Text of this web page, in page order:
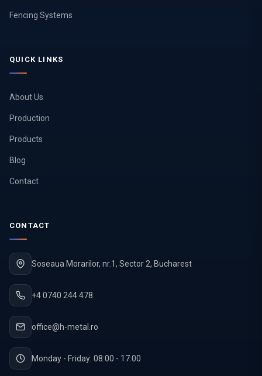
Fencing Systems
QUICK LINKS
About Us
Production
Products
Blog
Contact
CONTACT
Soseaua Morarilor, nr.1, Sector 2, Bucharest
+4 0740 244 478
office@h-metal.ro
Monday - Friday: 08:00 - 17:00